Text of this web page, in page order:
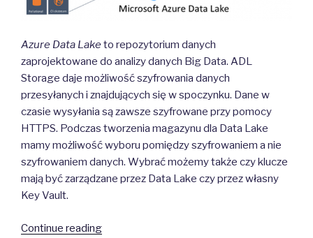
Azure Data Laketo repozytorium danych
zaprojektowane do analizy danych Big Data. ADL
Storage daje możliwość szyfrowania danych
przesyłanych i znajdujących się w spoczynku. Dane w
czasie wysyłania są zawsze szyfrowane przy pomocy
HTTPS. Podczas tworzenia magazynu dla Data Lake
mamy możliwość wyboru pomiędzy szyfrowaniem a nie
szyfrowaniem danych. Wybrać możemy także czy klucze
mają być zarządzane przez Data Lake czy przez własny
Key Vault.
Continue reading“Azure